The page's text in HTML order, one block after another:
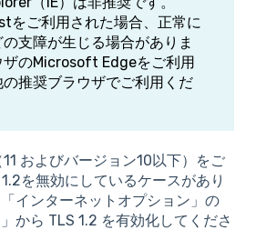
をご利用された場合、正常に
支障が生じる場合がありま
ザのMicrosoft Edgeをご利用
推奨ブラウザでご利用くだ
およびバージョン10以下）をご
を無効にしているケースがあり
インターネットオプション」の
から TLS 1.2 を有効化してくださ